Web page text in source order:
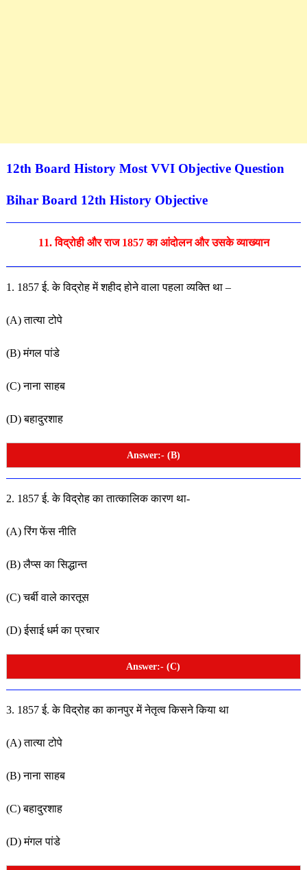
12th Board History Most VVI Objective Question
Bihar Board 12th History Objective
11. विद्रोही और राज 1857 का आंदोलन और उसके व्याख्यान
1. 1857 ई. के विद्रोह में शहीद होने वाला पहला व्यक्ति था –
(A) तात्या टोपे
(B) मंगल पांडे
(C) नाना साहब
(D) बहादुरशाह
Answer:- (B)
2. 1857 ई. के विद्रोह का तात्कालिक कारण था-
(A) रिंग फेंस नीति
(B) लैप्स का सिद्धान्त
(C) चर्बी वाले कारतूस
(D) ईसाई धर्म का प्रचार
Answer:- (C)
3. 1857 ई. के विद्रोह का कानपुर में नेतृत्व किसने किया था
(A) तात्या टोपे
(B) नाना साहब
(C) बहादुरशाह
(D) मंगल पांडे